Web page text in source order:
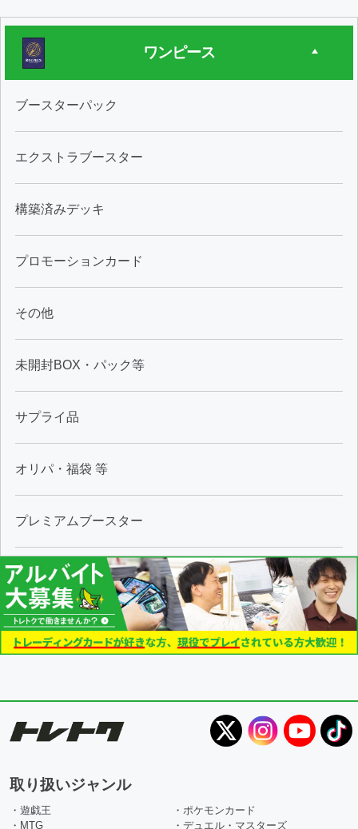
ワンピース
ブースターパック
エクストラブースター
構築済みデッキ
プロモーションカード
その他
未開封BOX・パック等
サプライ品
オリパ・福袋 等
プレミアムブースター
取り扱いジャンル
・遊戯王
・ポケモンカード
・MTG
・デュエル・マスターズ